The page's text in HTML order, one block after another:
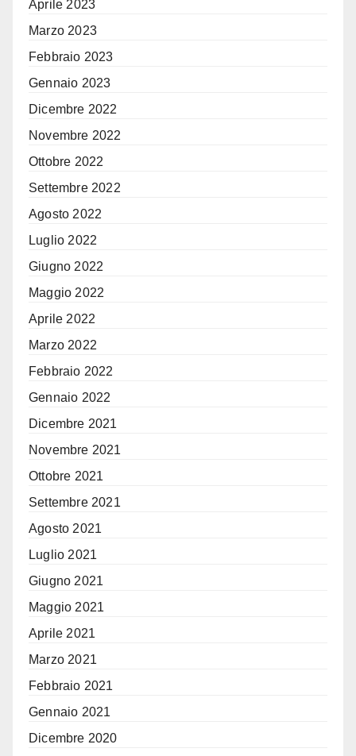
Aprile 2023
Marzo 2023
Febbraio 2023
Gennaio 2023
Dicembre 2022
Novembre 2022
Ottobre 2022
Settembre 2022
Agosto 2022
Luglio 2022
Giugno 2022
Maggio 2022
Aprile 2022
Marzo 2022
Febbraio 2022
Gennaio 2022
Dicembre 2021
Novembre 2021
Ottobre 2021
Settembre 2021
Agosto 2021
Luglio 2021
Giugno 2021
Maggio 2021
Aprile 2021
Marzo 2021
Febbraio 2021
Gennaio 2021
Dicembre 2020